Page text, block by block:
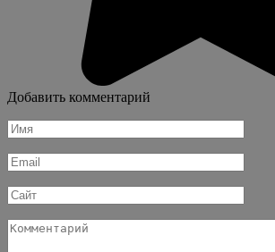
Добавить комментарий
Имя
Email
Сайт
Комментарий